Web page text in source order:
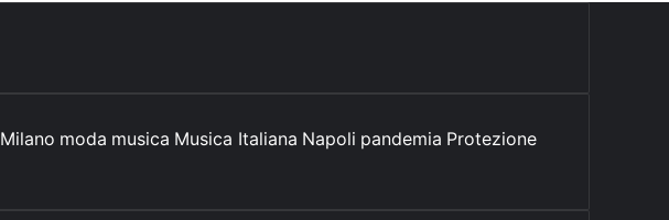
Milano moda musica Musica Italiana Napoli pandemia Protezione